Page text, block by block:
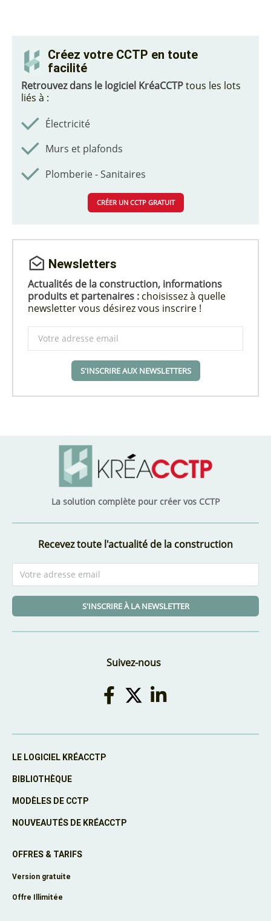
Créez votre CCTP en toute
facilité
Retrouvez dans le logiciel KréaCCTPtous les lots
liés à :
Électricité
Murs et plafonds
Plomberie - Sanitaires
CRÉER UN CCTP GRATUIT
Newsletters
Actualités de la construction, informations
produits et partenaires : choisissez à quelle
newsletter vous désirez vous inscrire !
S'INSCRIRE AUX NEWSLETTERS
La solution complète pour créer vos CCTP
Recevez toute l'actualité de la construction
S'INSCRIRE À LA NEWSLETTER
Suivez-nous
LE LOGICIEL KRÉACCTP
BIBLIOTHÈQUE
MODÈLES DE CCTP
NOUVEAUTÉS DE KRÉACCTP
OFFRES & TARIFS
Version gratuite
Offre Illimitée